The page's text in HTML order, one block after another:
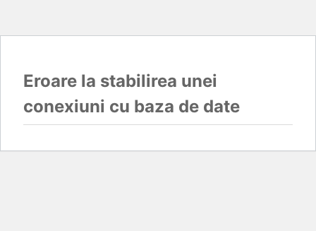
Eroare la stabilirea unei
conexiuni cu baza de date